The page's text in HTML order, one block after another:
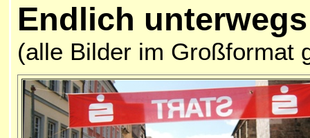
Endlich unterwegs
(alle Bilder im Großformat